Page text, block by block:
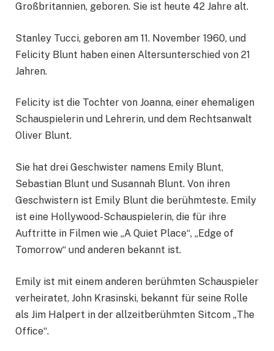
Großbritannien, geboren. Sie ist heute 42 Jahre alt.
Stanley Tucci, geboren am 11. November 1960, und
Felicity Blunt haben einen Altersunterschied von 21
Jahren.
Felicity ist die Tochter von Joanna, einer ehemaligen
Schauspielerin und Lehrerin, und dem Rechtsanwalt
Oliver Blunt.
Sie hat drei Geschwister namens Emily Blunt,
Sebastian Blunt und Susannah Blunt. Von ihren
Geschwistern ist Emily Blunt die berühmteste. Emily
ist eine Hollywood-Schauspielerin, die für ihre
Auftritte in Filmen wie „A Quiet Place“, „Edge of
Tomorrow“ und anderen bekannt ist.
Emily ist mit einem anderen berühmten Schauspieler
verheiratet, John Krasinski, bekannt für seine Rolle
als Jim Halpert in der allzeitberühmten Sitcom „The
Office“.